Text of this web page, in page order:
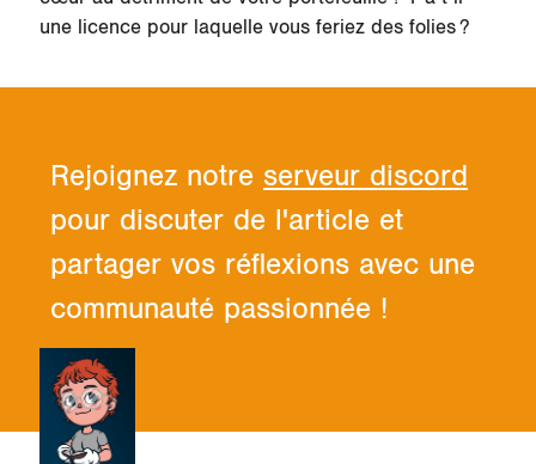
une licence pour laquelle vous feriez des folies ?
Rejoignez notre serveur discord
pour discuter de l'article et
partager vos réflexions avec une
communauté passionnée !